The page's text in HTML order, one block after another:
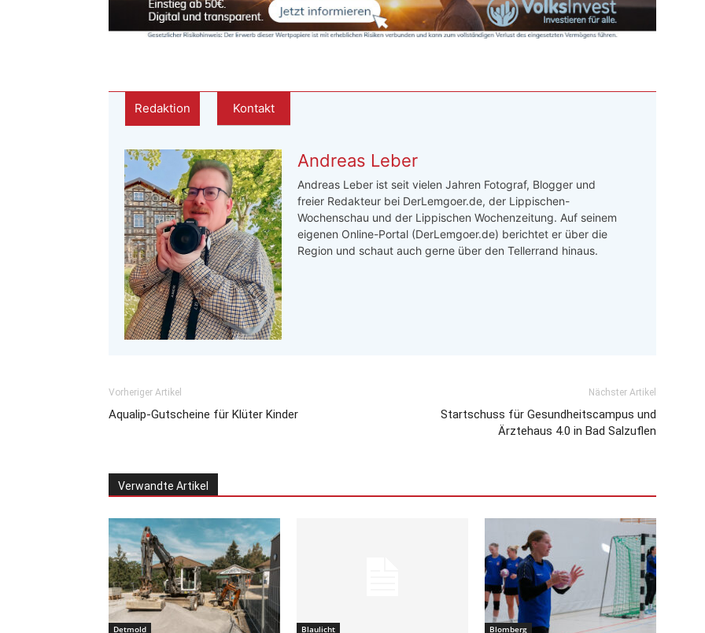
Redaktion Kontakt
Andreas Leber
Andreas Leber ist seit vielen Jahren Fotograf, Blogger und
freier Redakteur bei DerLemgoer.de, der Lippischen-
Wochenschau und der Lippischen Wochenzeitung. Auf seinem
eigenen Online-Portal (DerLemgoer.de) berichtet er über die
Region und schaut auch gerne über den Tellerrand hinaus.
Vorheriger Artikel
Aqualip-Gutscheine für Klüter Kinder
Nächster Artikel
Startschuss für Gesundheitscampus und
Ärztehaus 4.0 in Bad Salzuflen
Verwandte Artikel
Detmold Blaulicht Blomberg